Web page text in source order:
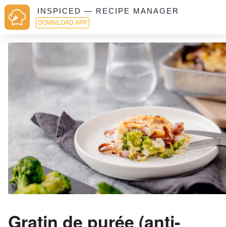
INSPICED — RECIPE MANAGER
DOWNLOAD APP
Gratin de purée (anti-